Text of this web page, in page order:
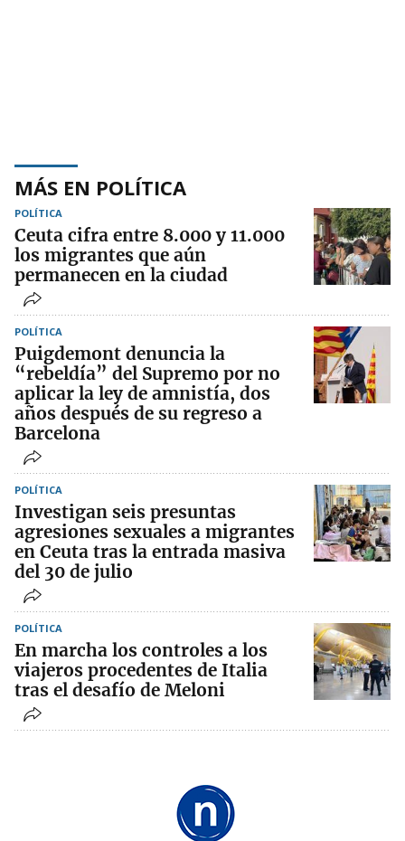
MÁS EN POLÍTICA
POLÍTICA
Ceuta cifra entre 8.000 y 11.000
los migrantes que aún
permanecen en la ciudad
POLÍTICA
Puigdemont denuncia la
“rebeldía” del Supremo por no
aplicar la ley de amnistía, dos
años después de su regreso a
Barcelona
POLÍTICA
Investigan seis presuntas
agresiones sexuales a migrantes
en Ceuta tras la entrada masiva
del 30 de julio
POLÍTICA
En marcha los controles a los
viajeros procedentes de Italia
tras el desafío de Meloni